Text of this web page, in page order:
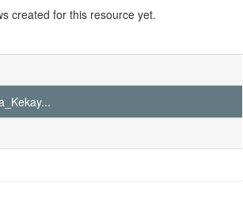
created for this resource yet.